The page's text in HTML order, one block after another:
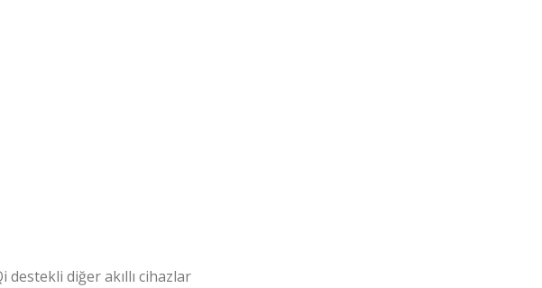
destekli diğer akıllı cihazlar